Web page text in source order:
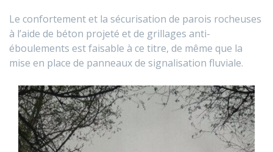
Le confortement et la sécurisation de parois rocheuses
à l’aide de béton projeté et de grillages anti-
éboulements est faisable à ce titre, de même que la
mise en place de panneaux de signalisation fluviale.